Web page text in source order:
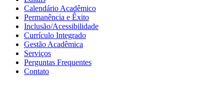
Calendário Acadêmico
Permanência e Êxito
Inclusão/Acessibilidade
Currículo Integrado
Gestão Acadêmica
Serviços
Perguntas Frequentes
Contato